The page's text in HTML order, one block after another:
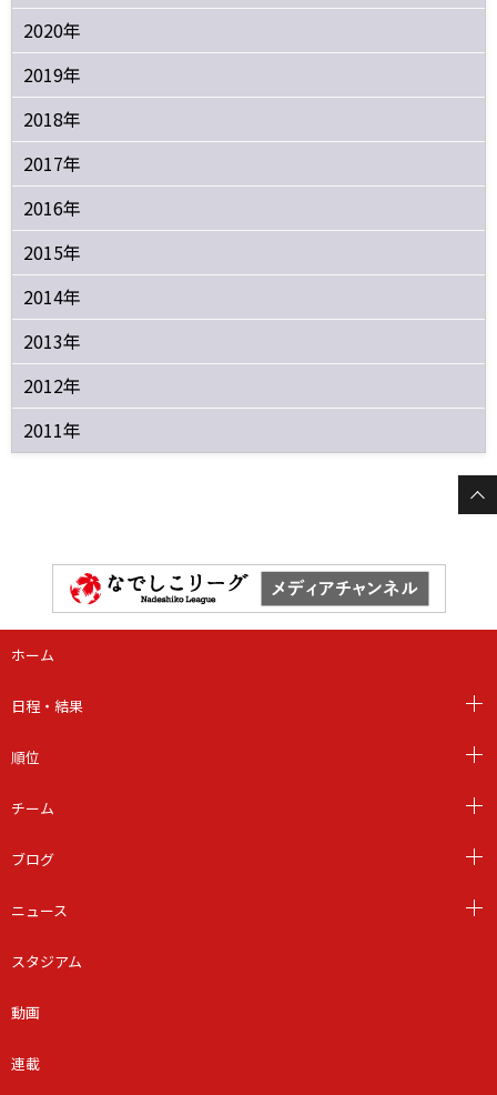
2020年
2019年
2018年
2017年
2016年
2015年
2014年
2013年
2012年
2011年
ホーム
日程・結果
順位
チーム
ブログ
ニュース
スタジアム
動画
連載